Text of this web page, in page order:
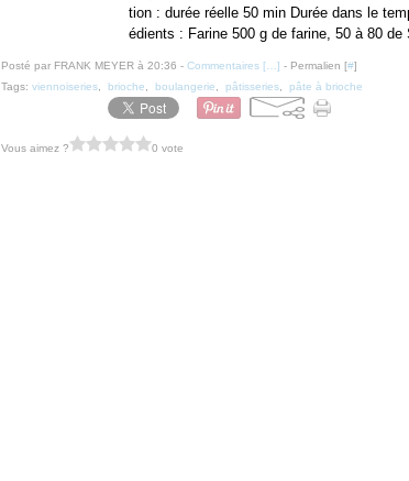
tion : durée réelle 50 min Durée dans le
édients : Farine 500 g de farine, 50 à 80
Posté par FRANK MEYER à 20:36 - Commentaires [ ] - Permalien [#]
Tags: viennoiseries brioche boulangerie pâtisseries pâte à brioche
Vous aimez ? 0 vote